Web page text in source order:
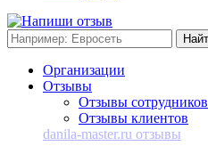
Организации
Отзывы
Отзывы сотрудников
Отзывы клиентов
danila-master.ru отзывы